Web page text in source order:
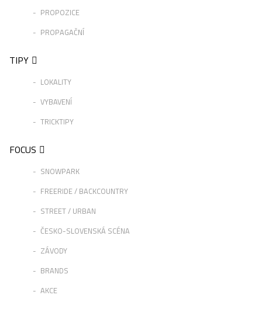
PROPOZICE
PROPAGAČNÍ
TIPY
LOKALITY
VYBAVENÍ
TRICKTIPY
FOCUS
SNOWPARK
FREERIDE / BACKCOUNTRY
STREET / URBAN
ČESKO-SLOVENSKÁ SCÉNA
ZÁVODY
BRANDS
AKCE